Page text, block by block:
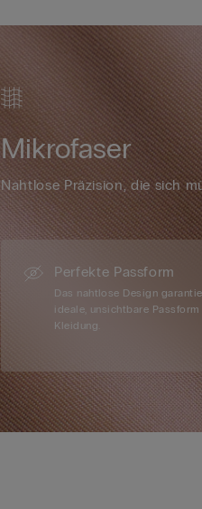
Mikrofaser
Nahtlose Präzision, die sich
Perfekte Passform
Das nahtlose Design
ideale, unsichtbare
Kleidung.